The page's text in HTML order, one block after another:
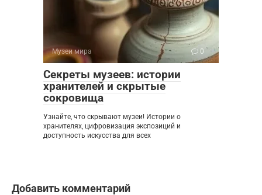
Музеи мира 0
Секреты музеев: истории
хранителей и скрытые
сокровища
Узнайте, что скрывают музеи! Истории о
хранителях, цифровизация экспозиций и
доступность искусства для всех
Добавить комментарий